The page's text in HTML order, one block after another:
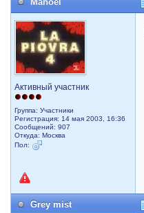
Активный участник
Группа: Участники
Регистрация: 14 мая 2003, 16:36
Сообщений: 907
Откуда: Москва
Пол:
Grey mist